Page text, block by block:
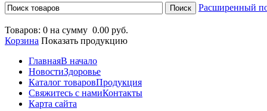
Расширенный
Товаров: 0 на сумму 0.00 руб.
Корзина Показать продукцию
ГлавнаяВ начало
НовостиЗдоровье
Каталог товаровПродукция
Свяжитесь с намиКонтакты
Карта сайта